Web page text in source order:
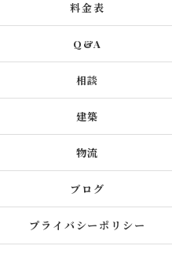
料金表
Q&A
相談
建築
物流
ブログ
プライバシーポリシー